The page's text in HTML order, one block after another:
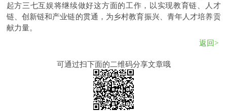
起方三七互娱将继续做好这方面的工作，以实现教育链、人才
链、创新链和产业链的贯通，为乡村教育振兴、青年人才培养贡
献力量。
返回>
可通过扫下面的二维码分享文章哦